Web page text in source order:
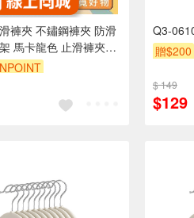
褲夾 不鏽鋼褲夾 防滑
馬卡龍色 止滑褲夾
物】防滑衣架 裙褲架
夾 YDX267
Q3-
贈$200
$ 149
$129